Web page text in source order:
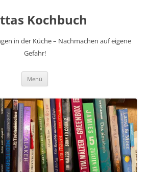
Kochbuch
in der Küche – Nachmachen auf eigene
Gefahr!
Menü